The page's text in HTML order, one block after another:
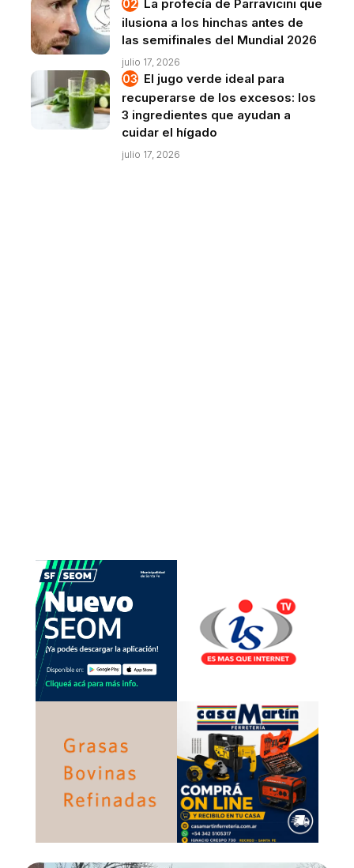
La profecía de Parravicini que
ilusiona a los hinchas antes de
las semifinales del Mundial 2026
julio 17, 2026
El jugo verde ideal para
recuperarse de los excesos: los
3 ingredientes que ayudan a
cuidar el hígado
julio 17, 2026